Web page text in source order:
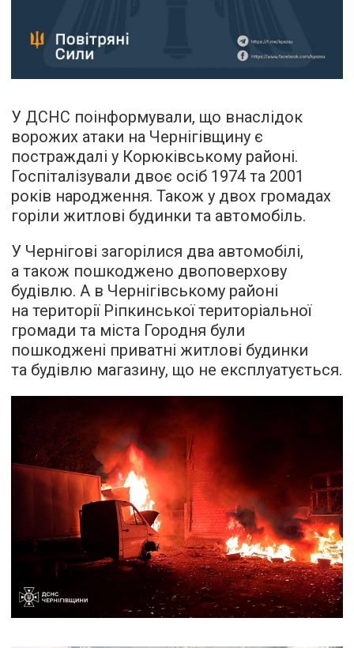
У ДСНС поінформували, що внаслідок
ворожих атаки на Чернігівщину є
постраждалі у Корюківському районі.
Госпіталізували двоє осіб 1974 та 2001
років народження. Також у двох громадах
горіли житлові будинки та автомобіль.
У Чернігові загорілися два автомобілі,
а також пошкоджено двоповерхову
будівлю. А в Чернігівському районі
на території Ріпкинської територіальної
громади та міста Городня були
пошкоджені приватні житлові будинки
та будівлю магазину, що не експлуатується.